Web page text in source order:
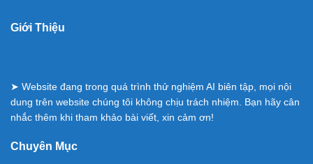
Giới Thiệu
➤ Website đang trong quá trình thử nghiệm AI biên tập, mọi nội
dung trên website chúng tôi không chịu trách nhiệm. Bạn hãy cân
nhắc thêm khi tham khảo bài viết, xin cảm ơn!
Chuyên Mục